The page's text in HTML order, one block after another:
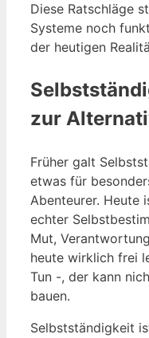
Diese Ratschläge
Systeme noch
der heutigen
zur
Früher galt
etwas für
Abenteurer. Heute
echter
Mut,
heute wirklich frei
Tun -, der kann
bauen.
Selbstständigkeit